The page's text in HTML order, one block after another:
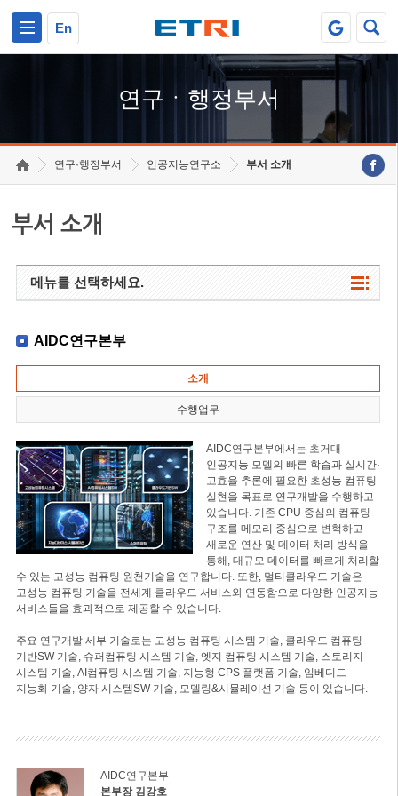
En
연구ㆍ행정부서
연구·행정부서 인공지능연구소 부서 소개
부서 소개
메뉴를 선택하세요.
AIDC연구본부
소개
수행업무
AIDC연구본부에서는 초거대
인공지능 모델의 빠른 학습과 실시간·
고효율 추론에 필요한 초성능 컴퓨팅
실현을 목표로 연구개발을 수행하고
있습니다. 기존 CPU 중심의 컴퓨팅
구조를 메모리 중심으로 변혁하고
새로운 연산 및 데이터 처리 방식을
통해, 대규모 데이터를 빠르게 처리할
수 있는 고성능 컴퓨팅 원천기술을 연구합니다. 또한, 멀티클라우드 기술은
고성능 컴퓨팅 기술을 전세계 클라우드 서비스와 연동함으로 다양한 인공지능
서비스들을 효과적으로 제공할 수 있습니다.
주요 연구개발 세부 기술로는 고성능 컴퓨팅 시스템 기술, 클라우드 컴퓨팅
기반SW 기술, 슈퍼컴퓨팅 시스템 기술, 엣지 컴퓨팅 시스템 기술, 스토리지
시스템 기술, AI컴퓨팅 시스템 기술, 지능형 CPS 플랫폼 기술, 임베디드
지능화 기술, 양자 시스템SW 기술, 모델링&시뮬레이션 기술 등이 있습니다.
AIDC연구본부
본부장 김강호